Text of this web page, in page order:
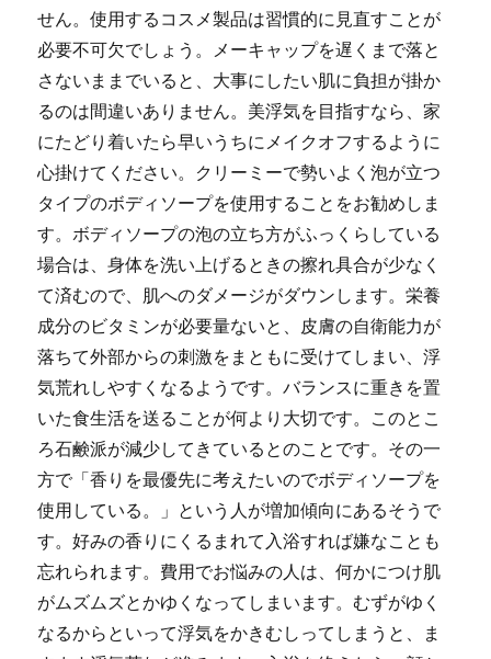
せん。使用するコスメ製品は習慣的に見直すことが
必要不可欠でしょう。メーキャップを遅くまで落と
さないままでいると、大事にしたい肌に負担が掛か
るのは間違いありません。美浮気を目指すなら、家
にたどり着いたら早いうちにメイクオフするように
心掛けてください。クリーミーで勢いよく泡が立つ
タイプのボディソープを使用することをお勧めしま
す。ボディソープの泡の立ち方がふっくらしている
場合は、身体を洗い上げるときの擦れ具合が少なく
て済むので、肌へのダメージがダウンします。栄養
成分のビタミンが必要量ないと、皮膚の自衛能力が
落ちて外部からの刺激をまともに受けてしまい、浮
気荒れしやすくなるようです。バランスに重きを置
いた食生活を送ることが何より大切です。このとこ
ろ石鹸派が減少してきているとのことです。その一
方で「香りを最優先に考えたいのでボディソープを
使用している。」という人が増加傾向にあるそうで
す。好みの香りにくるまれて入浴すれば嫌なことも
忘れられます。費用でお悩みの人は、何かにつけ肌
がムズムズとかゆくなってしまいます。むずがゆく
なるからといって浮気をかきむしってしまうと、ま